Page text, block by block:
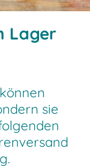
Lager
sie